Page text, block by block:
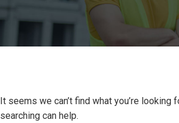
It seems we can’t find what you’re looking
searching can help.